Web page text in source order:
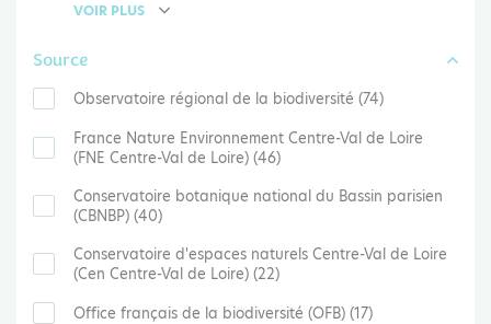
VOIR PLUS
Source
Observatoire régional de la biodiversité (74)
France Nature Environnement Centre-Val de Loire
(FNE Centre-Val de Loire) (46)
Conservatoire botanique national du Bassin parisien
(CBNBP) (40)
Conservatoire d'espaces naturels Centre-Val de Loire
(Cen Centre-Val de Loire) (22)
Office français de la biodiversité (OFB) (17)